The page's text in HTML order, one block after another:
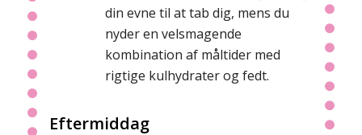
din evne til at tab dig, mens du
nyder en velsmagende
kombination af måltider med
rigtige kulhydrater og fedt.
Eftermiddag